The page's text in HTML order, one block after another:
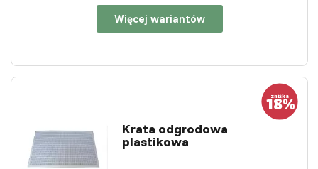
Więcej wariantów
Krata odgrodowa
plastikowa